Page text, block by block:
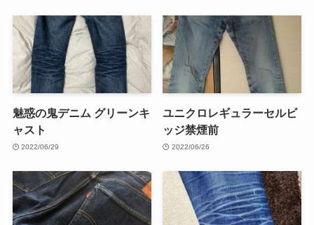
魅惑の鬼デニム グリーンキ
ャスト
2022/06/29
ユニクロレギュラーセルビ
ッジ禁煙前
2022/06/26